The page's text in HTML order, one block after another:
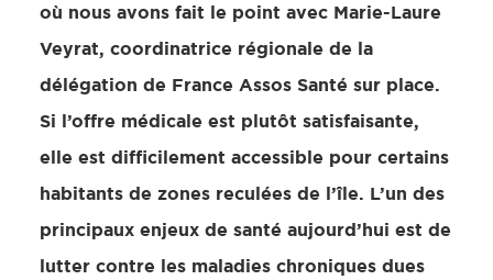
où nous avons fait le point avec Marie-Laure
Veyrat, coordinatrice régionale de la
délégation de France Assos Santé sur place.
Si l’offre médicale est plutôt satisfaisante,
elle est difficilement accessible pour certains
habitants de zones reculées de l’île. L’un des
principaux enjeux de santé aujourd’hui est de
lutter contre les maladies chroniques dues